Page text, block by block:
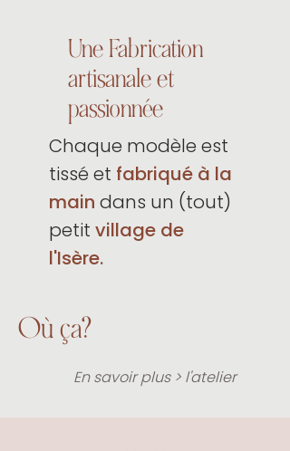
Une Fabrication
artisanale et
passionnée
Chaque modèle est
tissé et fabriqué à la
main dans un (tout)
petit village de
l'Isère.
Où ça?
En savoir plus > l'atelier